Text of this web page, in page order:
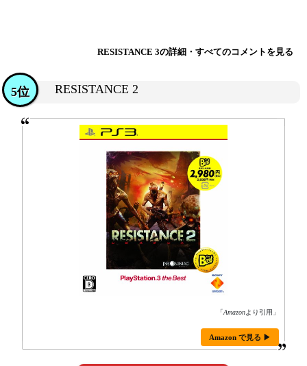
RESISTANCE 3の詳細・すべてのコメントを見る
RESISTANCE 2
5位
「Amazonより引用」
Amazon で見る ▶